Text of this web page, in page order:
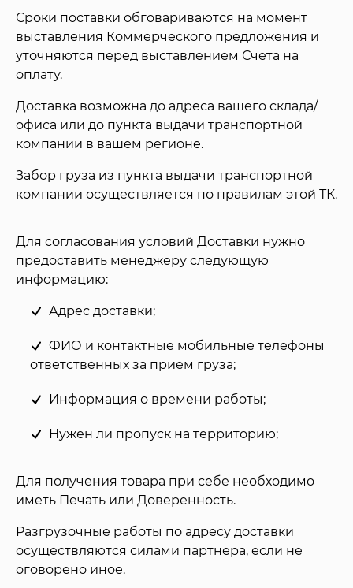
Сроки поставки обговариваются на момент
выставления Коммерческого предложения и
уточняются перед выставлением Счета на
оплату.
Доставка возможна до адреса вашего склада/
офиса или до пункта выдачи транспортной
компании в вашем регионе.
Забор груза из пункта выдачи транспортной
компании осуществляется по правилам этой ТК.
Для согласования условий Доставки нужно
предоставить менеджеру следующую
информацию:
Адрес доставки;
ФИО и контактные мобильные телефоны
ответственных за прием груза;
Информация о времени работы;
Нужен ли пропуск на территорию;
Для получения товара при себе необходимо
иметь Печать или Доверенность.
Разгрузочные работы по адресу доставки
осуществляются силами партнера, если не
оговорено иное.